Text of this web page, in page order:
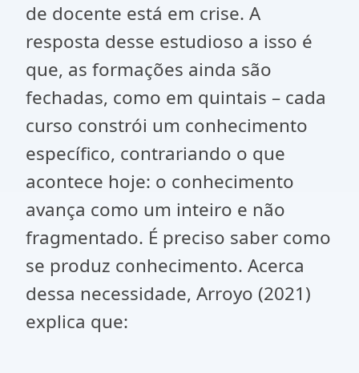
de docente está em crise. A
resposta desse estudioso a isso é
que, as formações ainda são
fechadas, como em quintais – cada
curso constrói um conhecimento
específico, contrariando o que
acontece hoje: o conhecimento
avança como um inteiro e não
fragmentado. É preciso saber como
se produz conhecimento. Acerca
dessa necessidade, Arroyo (2021)
explica que: